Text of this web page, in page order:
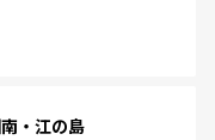
・江の島